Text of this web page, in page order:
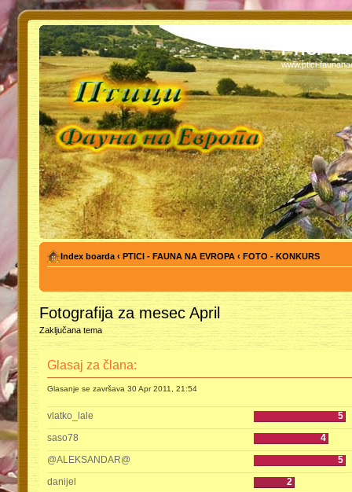
PTICI -
www.ptici-
Index boarda ‹ PTICI - FAUNA NA EVROPA ‹ FOTO - KONKURS
Fotografija za mesec April
Zaključana tema
Glasaj za člana:
Glasanje se završava 30 Apr 2011, 21:54
vlatko_lale
5
saso78
4
@ALEKSANDAR@
5
danijel
2